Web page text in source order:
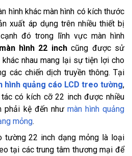
hình khác màn hình có kích thước
xuất áp dụng trên nhiều thiết bị
đó trong lĩnh vực màn hình
hình 22 inchcũng được sử
nhau mang lại sự tiện lợi cho
các chiến dịch truyền thông. Tại
hình quảng cáo LCD treo tường,
có kích cỡ 22 inch được nhiều
phải kệ đến như màn hình quảng
mỏng.
tường 22 inch dạng mỏng là loại
tại các trung tâm thương mại để